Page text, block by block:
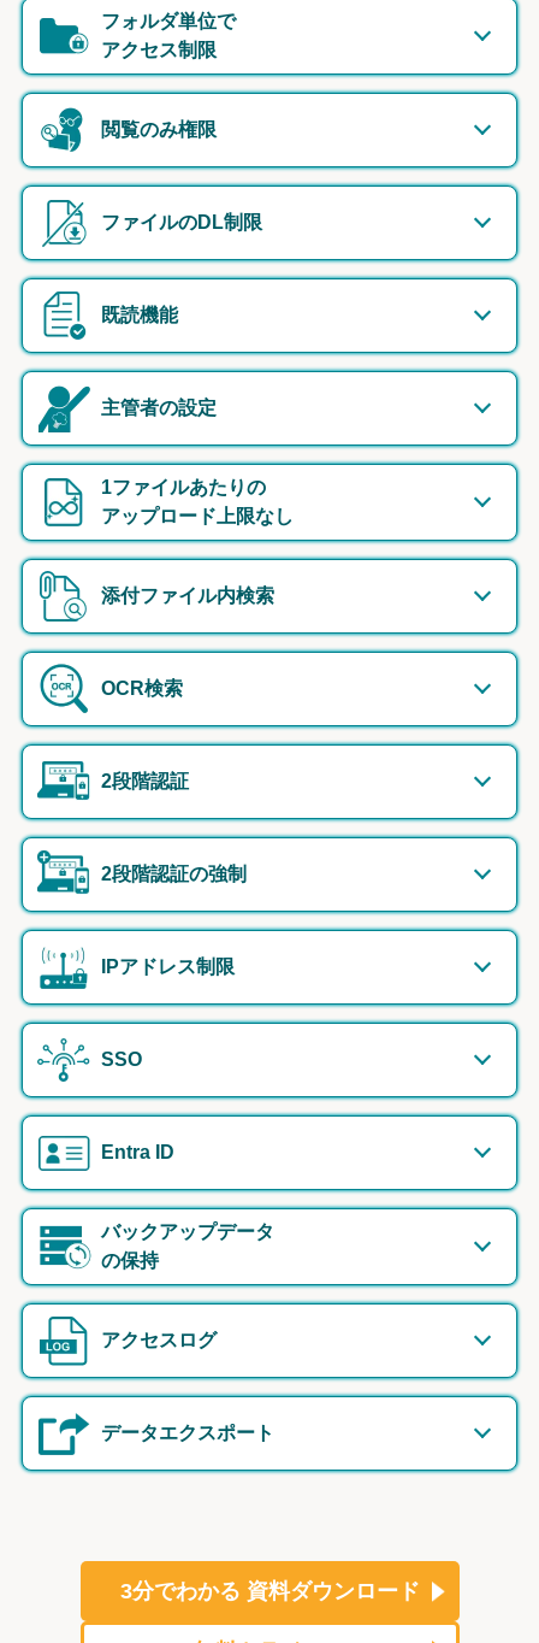
フォルダ単位で
アクセス制限
閲覧のみ権限
ファイルのDL制限
既読機能
主管者の設定
1ファイルあたりの
アップロード上限なし
添付ファイル内検索
OCR検索
2段階認証
2段階認証の強制
IPアドレス制限
SSO
Entra ID
バックアップデータ
の保持
アクセスログ
データエクスポート
3分でわかる 資料ダウンロード